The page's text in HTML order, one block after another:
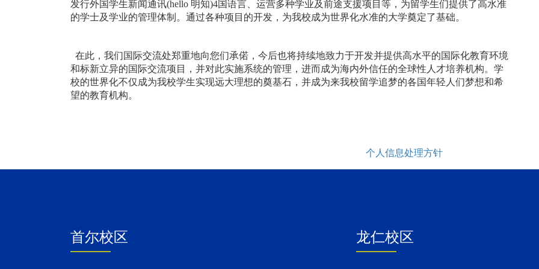
发行外国学生新闻通讯(hello 明知)4国语言、运营多种学业及前途支援项目等，为留学生们提供了高水准
的学士及学业的管理体制。通过各种项目的开发，为我校成为世界化水准的大学奠定了基础。
在此，我们国际交流处郑重地向您们承偌，今后也将持续地致力于开发并提供高水平的国际化教育环境
和标新立异的国际交流项目，并对此实施系统的管理，进而成为海内外信任的全球性人才培养机构。学
校的世界化不仅成为我校学生实现远大理想的奠基石，并成为来我校留学追梦的各国年轻人们梦想和希
望的教育机构。
个人信息处理方针
首尔校区 龙仁校区